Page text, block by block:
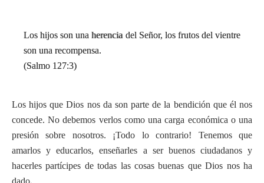
Los hijos son una herencia del Señor, los frutos del vientre
son una recompensa.
(Salmo 127:3)
Los hijos que Dios nos da son parte de la bendición que él nos
concede. No debemos verlos como una carga económica o una
presión sobre nosotros. ¡Todo lo contrario! Tenemos que
amarlos y educarlos, enseñarles a ser buenos ciudadanos y
hacerles partícipes de todas las cosas buenas que Dios nos ha